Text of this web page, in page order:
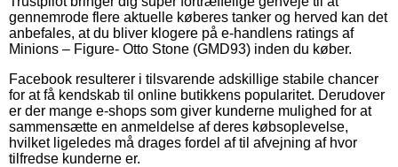
gennemrode flere aktuelle køberes tanker og herved kan det
anbefales, at du bliver klogere på e-handlens ratings af
Minions – Figure- Otto Stone (GMD93) inden du køber.
Facebook resulterer i tilsvarende adskillige stabile chancer
for at få kendskab til online butikkens popularitet. Derudover
er der mange e-shops som giver kunderne mulighed for at
sammensætte en anmeldelse af deres købsoplevelse,
hvilket ligeledes må drages fordel af til afvejning af hvor
tilfredse kunderne er.